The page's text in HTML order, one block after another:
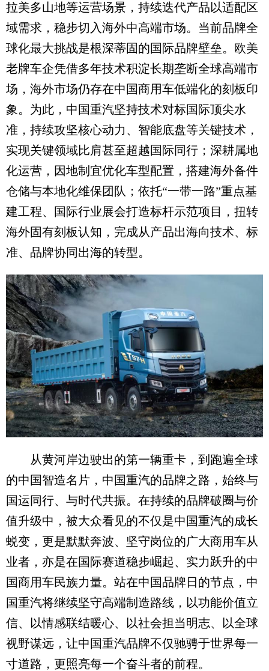
拉美多山地等运营场景，持续迭代产品以适配区
域需求，稳步切入海外中高端市场。当前品牌全
球化最大挑战是根深蒂固的国际品牌壁垒。欧美
老牌车企凭借多年技术积淀长期垄断全球高端市
场，海外市场仍存在中国商用车低端化的刻板印
象。为此，中国重汽坚持技术对标国际顶尖水
准，持续攻坚核心动力、智能底盘等关键技术，
实现关键领域比肩甚至超越国际同行；深耕属地
化运营，因地制宜优化车型配置，搭建海外备件
仓储与本地化维保团队；依托“一带一路”重点基
建工程、国际行业展会打造标杆示范项目，扭转
海外固有刻板认知，完成从产品出海向技术、标
准、品牌协同出海的转型。
从黄河岸边驶出的第一辆重卡，到跑遍全球
的中国智造名片，中国重汽的品牌之路，始终与
国运同行、与时代共振。在持续的品牌破圈与价
值升级中，被大众看见的不仅是中国重汽的成长
蜕变，更是默默奔波、坚守岗位的广大商用车从
业者，亦是在国际赛道稳步崛起、实力跃升的中
国商用车民族力量。站在中国品牌日的节点，中
国重汽将继续坚守高端制造路线，以功能价值立
信、以情感联结暖心、以社会担当明志、以全球
视野谋远，让中国重汽品牌不仅驰骋于世界每一
寸道路，更照亮每一个奋斗者的前程。